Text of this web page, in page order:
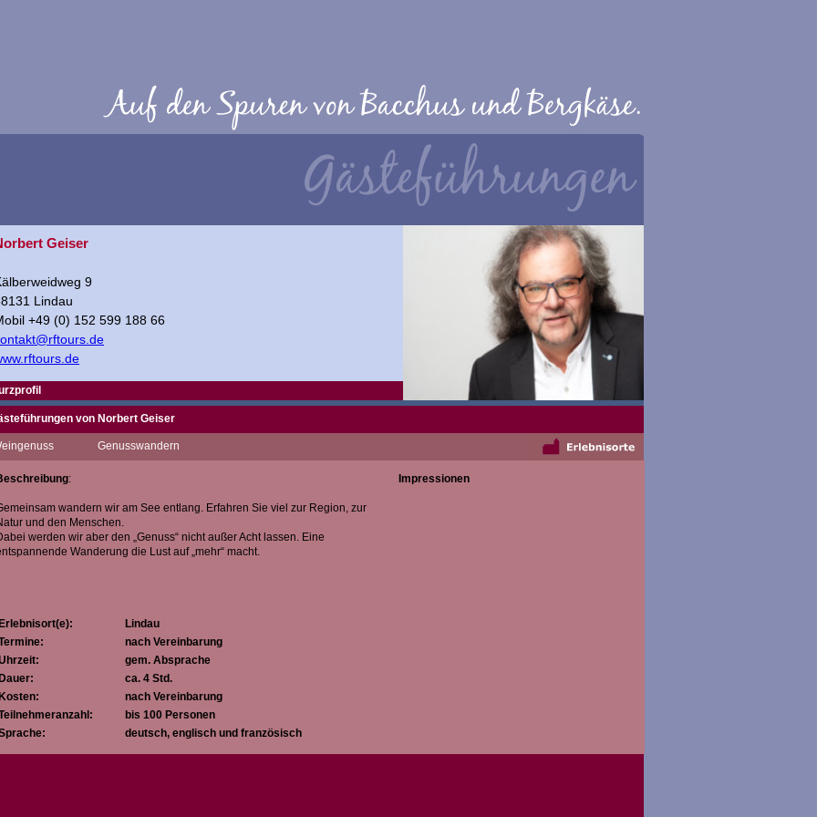
Geiser
9
Lindau
+49 (0) 152 599 188 66
um den Bodensee.
Ihnen den Urlaub/Ausflug in die 4-Länderregion Bodensee, damit diese Tage
unvergessliches Erlebnis für Sie werden.
zertifizierter Gästeführer/Reiseleiter
von Norbert Geiser
Genusswandern
:
wandern wir am See entlang. Erfahren Sie viel zur Region, zur
und den Menschen.
werden wir aber den „Genuss“ nicht außer Acht lassen. Eine
Wanderung die Lust auf „mehr“ macht.
Impressionen
Erlebnisort(e):
Lindau
nach Vereinbarung
gem. Absprache
Dauer:
ca. 4 Std.
Kosten:
nach Vereinbarung
bis 100 Personen
deutsch, englisch und französisch